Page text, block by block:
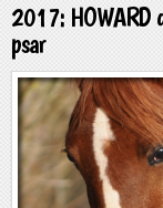
2017: HOWARD
psar